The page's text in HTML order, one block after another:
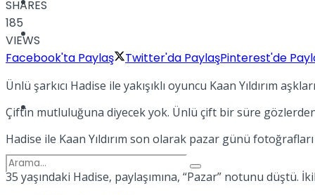
Dünya
Podcast
SHARES
185
VIEWS
Facebook'ta Paylaş
Twitter'da PaylaşPinterest'de
Ünlü şarkıcı Hadise ile yakışıklı oyuncu Kaan Yıldırım
Çiftin mutluluğuna diyecek yok. Ünlü çift bir süre
Hadise ile Kaan Yıldırım son olarak pazar günü
35 yaşındaki Hadise, paylaşımına, “Pazar” notunu